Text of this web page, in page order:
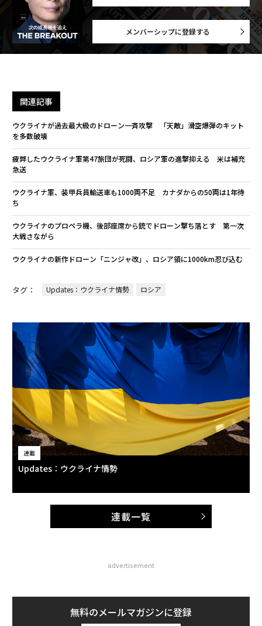
メンバーシップに登録する
関連記事
ウクライナが過去最大級のドローン一斉攻撃 「天敵」滑空爆弾のキット
を多数破壊
疲弊したウクライナ軍第47旅団が死闘、ロシア軍の進撃抑える 米は補充
急送
ウクライナ軍、装甲兵員輸送車も1000両不足 カナダからの50両は1年待
ち
ウクライナのプロペラ機、後部座席から銃でドローン撃ち落とす 第一次
大戦さながら
ウクライナの新作ドローン「ニンジャ改」、ロシア領に1000km忍び込む
タグ： Updates：ウクライナ情勢 ロシア
連載
Updates：ウクライナ情勢
連載一覧
advertisement
無料のメールマガジンに登録